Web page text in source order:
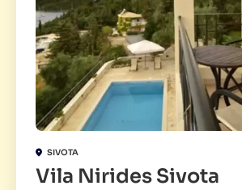
SIVOTA
Vila Nirides Sivota